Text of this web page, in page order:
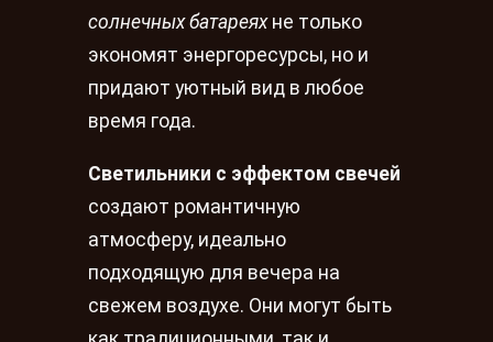
солнечных батареяхне только
экономят энергоресурсы, но и
придают уютный вид в любое
время года.
Светильники с эффектом свечей
создают романтичную
атмосферу, идеально
подходящую для вечера на
свежем воздухе. Они могут быть